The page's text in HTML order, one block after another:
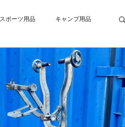
スポーツ用品 キャンプ用品